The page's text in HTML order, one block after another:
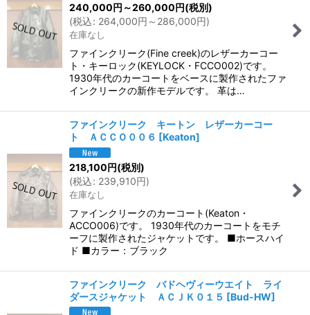
240,000円 ～260,000円(税別)
(税込: 264,000円 ～286,000円)
在庫なし
ファインクリーク(Fine creek)のレザーカーコー
ト・キーロック(KEYLOCK・FCCO002)です。
1930年代のカーコートをベースに製作されたファ
インクリークの新作モデルです。 革は…
ファインクリーク キートン レザーカーコー
ト ＡＣＣＯ００６ [Keaton]
218,100円(税別)
(税込: 239,910円)
在庫なし
ファインクリークのカーコート(Keaton・
ACCO006)です。 1930年代のカーコートをモチ
ーフに製作されたジャケットです。 ■ホースハイ
ド ■カラー：ブラック
ファインクリーク バドヘヴィーウエイト ライ
ダースジャケット ＡＣＪＫ０１５ [Bud-HW]